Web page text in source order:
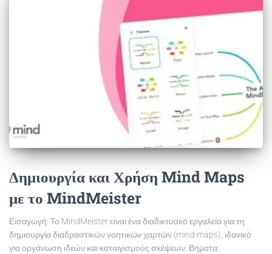
Δημιουργία και Χρήση Mind Maps
με το MindMeister
Εισαγωγή: Το MindMeister είναι ένα διαδικτυακό εργαλείο για τη
δημιουργία διαδραστικών νοητικών χαρτών (mind maps), ιδανικό
για οργάνωση ιδεών και καταιγισμούς σκέψεων. Βήματα: